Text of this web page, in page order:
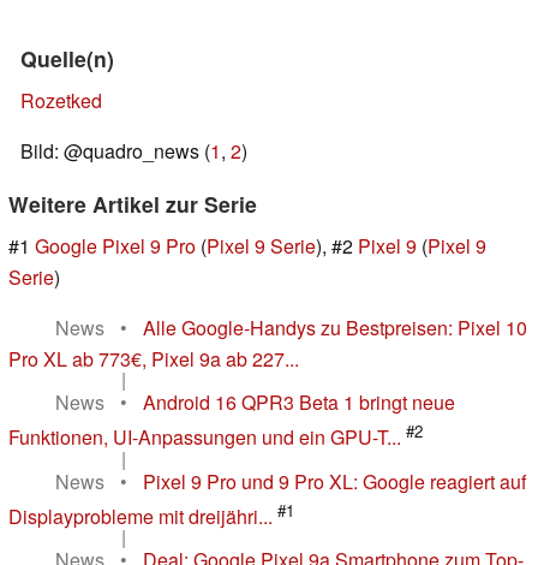
Quelle(n)
Rozetked
Bild: @quadro_news (1, 2)
Weitere Artikel zur Serie
#1 Google Pixel 9 Pro (Pixel 9 Serie), #2 Pixel 9 (Pixel 9
Serie)
News
•
Alle Google-Handys zu Bestpreisen: Pixel 10
Pro XL ab 773€, Pixel 9a ab 227...
|
News
•
Android 16 QPR3 Beta 1 bringt neue
Funktionen, UI-Anpassungen und ein GPU-T... #2
|
News
•
Pixel 9 Pro und 9 Pro XL: Google reagiert auf
Displayprobleme mit dreijähri... #1
|